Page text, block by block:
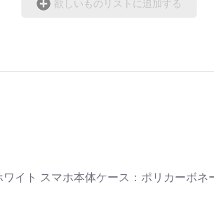
欲しいものリストに追加する
イト スマホ本体ケース：ポリカーボ